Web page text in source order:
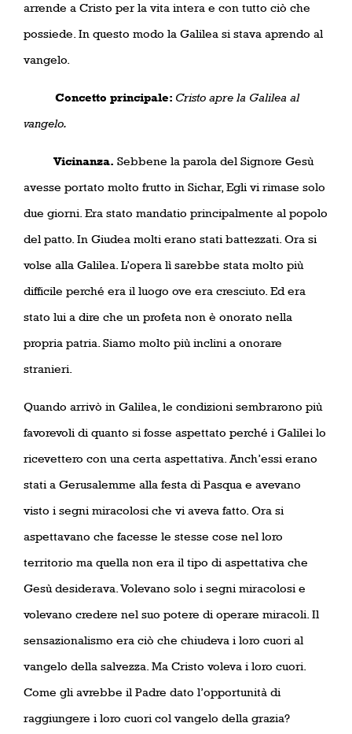
arrende a Cristo per la vita intera e con tutto ciò che
possiede. In questo modo la Galilea si stava aprendo al
vangelo.
Concetto principale: Cristo apre la Galilea al
vangelo.
Vicinanza. Sebbene la parola del Signore Gesù
avesse portato molto frutto in Sichar, Egli vi rimase solo
due giorni. Era stato mandatio principalmente al popolo
del patto. In Giudea molti erano stati battezzati. Ora si
volse alla Galilea. L’opera lì sarebbe stata molto più
difficile perché era il luogo ove era cresciuto. Ed era
stato lui a dire che un profeta non è onorato nella
propria patria. Siamo molto più inclini a onorare
stranieri.
Quando arrivò in Galilea, le condizioni sembrarono più
favorevoli di quanto si fosse aspettato perché i Galilei lo
ricevettero con una certa aspettativa. Anch’essi erano
stati a Gerusalemme alla festa di Pasqua e avevano
visto i segni miracolosi che vi aveva fatto. Ora si
aspettavano che facesse le stesse cose nel loro
territorio ma quella non era il tipo di aspettativa che
Gesù desiderava. Volevano solo i segni miracolosi e
volevano credere nel suo potere di operare miracoli. Il
sensazionalismo era ciò che chiudeva i loro cuori al
vangelo della salvezza. Ma Cristo voleva i loro cuori.
Come gli avrebbe il Padre dato l’opportunità di
raggiungere i loro cuori col vangelo della grazia?